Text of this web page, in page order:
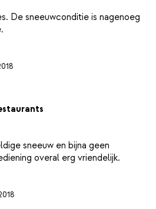
De sneeuwconditie is nagenoeg
sneeuw en bijna geen